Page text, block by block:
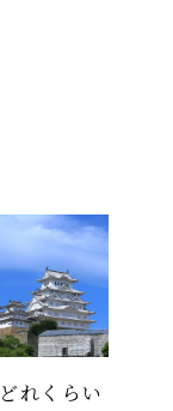
れくらい